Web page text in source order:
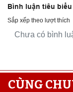
Bình luận tiêu biểu
Sắp xếp theo lượt thích
Chưa có bình
CÙNG